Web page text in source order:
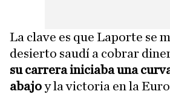
La clave es que Laporte se
desierto saudí a cobrar
su carrera iniciaba una
abajoy la victoria en la